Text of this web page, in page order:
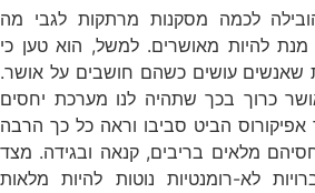
לכמה מסקנות מרתקות לגבי מה
להיות מאושרים. למשל, הוא טען כי
שאנשים עושים כשהם חושבים על אושר.
כרוך בכך שתהיה לנו מערכת יחסים
אפיקורוס הביט סביבו וראה כל כך הרבה
מלאים בריבים, קנאה ובגידה. מצד
לא-רומנטיות נוטות להיות מלאות